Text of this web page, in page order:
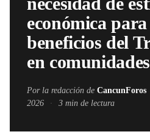
económica
beneficios del
en comunidades
Por la redacción de CancunForos
2026
· 3 min de lectura